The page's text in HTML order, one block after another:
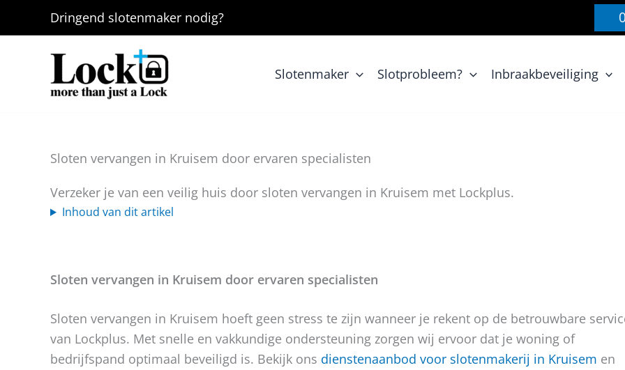
Dringend slotenmaker nodig?
Slotenmaker Slotprobleem? Inbraakbeveiliging
Sloten vervangen in Kruisem door ervaren specialisten
Verzeker je van een veilig huis door sloten vervangen in Kruisem met Lockplus.
Inhoud van dit artikel
Sloten vervangen in Kruisem door ervaren specialisten
Sloten vervangen in Kruisem hoeft geen stress te zijn wanneer je rekent op de betrouwbare
van Lockplus. Met snelle en vakkundige ondersteuning zorgen wij ervoor dat je woning of
bedrijfspand optimaal beveiligd is. Bekijk ons dienstenaanbod voor slotenmakerij in Kruisem en